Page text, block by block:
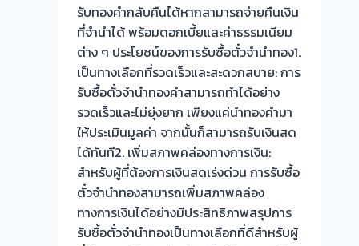
รับทองคำกลับคืนได้หากสามารถจ่ายคืนเงิน
ที่จำนำได้ พร้อมดอกเบี้ยและค่าธรรมเนียม
ต่าง ๆ ประโยชน์ของการรับซื้อตั๋วจำนำทอง1.
เป็นทางเลือกที่รวดเร็วและสะดวกสบาย: การ
รับซื้อตั๋วจำนำทองคำสามารถทำได้อย่าง
รวดเร็วและไม่ยุ่งยาก เพียงแค่นำทองคำมา
ให้ประเมินมูลค่า จากนั้นก็สามารถรับเงินสด
ได้ทันที2. เพิ่มสภาพคล่องทางการเงิน:
สำหรับผู้ที่ต้องการเงินสดเร่งด่วน การรับซื้อ
ตั๋วจำนำทองสามารถเพิ่มสภาพคล่อง
ทางการเงินได้อย่างมีประสิทธิภาพสรุปการ
รับซื้อตั๋วจำนำทองเป็นทางเลือกที่ดีสำหรับผู้